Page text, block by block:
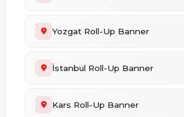
Yozgat Roll-Up Banner
İstanbul Roll-Up Banner
Kars Roll-Up Banner